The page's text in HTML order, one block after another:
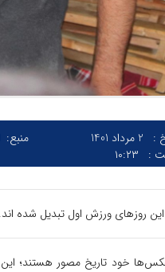
:
2 مرداد 1401
:
۱۰:۲۳
منبع:
این روزهای ورزش اول تبدیل شده اند.
عکس‌ها خود تاریخ مصور هستند؛